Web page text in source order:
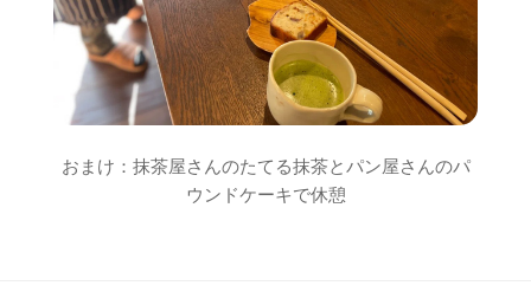
おまけ：抹茶屋さんのたてる抹茶とパン屋さんのパ
ウンドケーキで休憩